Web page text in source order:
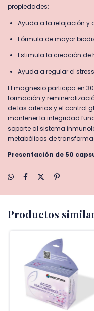
propiedades:
Ayuda a la relajación y
Fórmula de mayor
Estimula la creación de
Ayuda a regular el
El magnesio participa en
formación y
de las arterias y el control
mantener la integridad
soporte al sistema
metabólicos de
Presentación de 50
Productos